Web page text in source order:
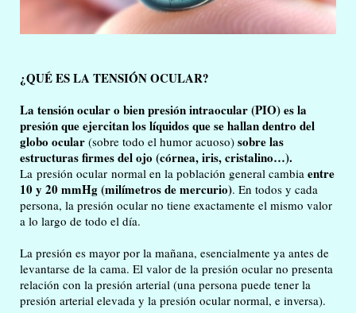
¿QUÉ ES LA TENSIÓN OCULAR?
La tensión ocular o bien presión intraocular (PIO) es la
presión que ejercitan los líquidos que se hallan dentro del
globo ocular (sobre todo el humor acuoso) sobre las
estructuras firmes del ojo (córnea, iris, cristalino…).
La presión ocular normal en la población general cambia entre
10 y 20 mmHg (milímetros de mercurio). En todos y cada
persona, la presión ocular no tiene exactamente el mismo valor
a lo largo de todo el día.
La presión es mayor por la mañana, esencialmente ya antes de
levantarse de la cama. El valor de la presión ocular no presenta
relación con la presión arterial (una persona puede tener la
presión arterial elevada y la presión ocular normal, e inversa).